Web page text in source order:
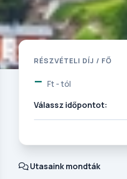
RÉSZVÉTELI DÍJ / FŐ
- Ft - tól
Válassz időpontot:
Utasaink mondták